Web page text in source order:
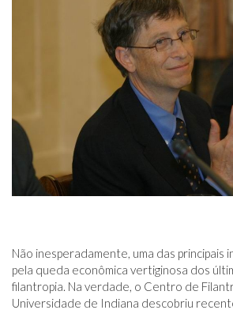
Não inesperadamente, uma das principais
pela queda econômica vertiginosa dos
filantropia. Na verdade, o Centro de
Universidade de Indiana descobriu